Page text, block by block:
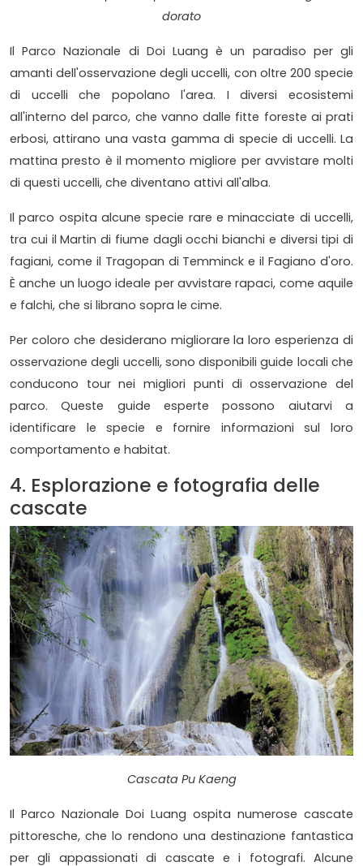
dorato
Il Parco Nazionale di Doi Luang è un paradiso per gli
amanti dell'osservazione degli uccelli, con oltre 200 specie
di uccelli che popolano l'area. I diversi ecosistemi
all'interno del parco, che vanno dalle fitte foreste ai prati
erbosi, attirano una vasta gamma di specie di uccelli. La
mattina presto è il momento migliore per avvistare molti
di questi uccelli, che diventano attivi all'alba.
Il parco ospita alcune specie rare e minacciate di uccelli,
tra cui il Martin di fiume dagli occhi bianchi e diversi tipi di
fagiani, come il Tragopan di Temminck e il Fagiano d'oro.
È anche un luogo ideale per avvistare rapaci, come aquile
e falchi, che si librano sopra le cime.
Per coloro che desiderano migliorare la loro esperienza di
osservazione degli uccelli, sono disponibili guide locali che
conducono tour nei migliori punti di osservazione del
parco. Queste guide esperte possono aiutarvi a
identificare le specie e fornire informazioni sul loro
comportamento e habitat.
4. Esplorazione e fotografia delle
cascate
Cascata Pu Kaeng
Il Parco Nazionale Doi Luang ospita numerose cascate
pittoresche, che lo rendono una destinazione fantastica
per gli appassionati di cascate e i fotografi. Alcune